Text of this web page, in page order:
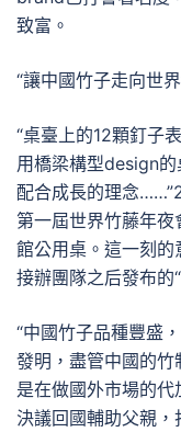
致富。
“讓中國竹子走向世
“桌臺上的12顆釘子
用橋梁構型design的
配合成長的理念
第一屆世界竹藤年
館公用桌。這一刻
接辦團隊之后發布的
“中國竹子品種豐盛
發明，盡管中國的
是在做國外市場的
決議回國輔助父親